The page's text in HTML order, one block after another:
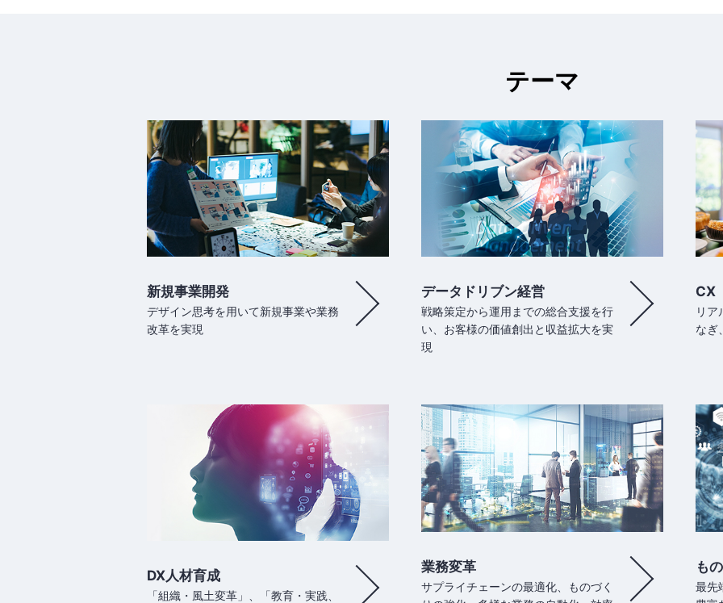
テーマ
新規事業開発
デザイン思考を用いて新規事業や業務
改革を実現
データドリブン経営
戦略策定から運⽤までの総合⽀援を⾏
い、お客様の価値創出と収益拡⼤を実
現
CX
リア
なぎ
DX人材育成
「組織・風土変革」、「教育・実践、
業務変革
サプライチェーンの最適化、ものづく
も
最先